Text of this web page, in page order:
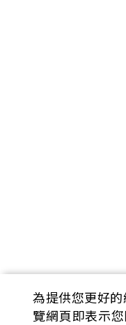
為提供您更好
覽網頁即表示